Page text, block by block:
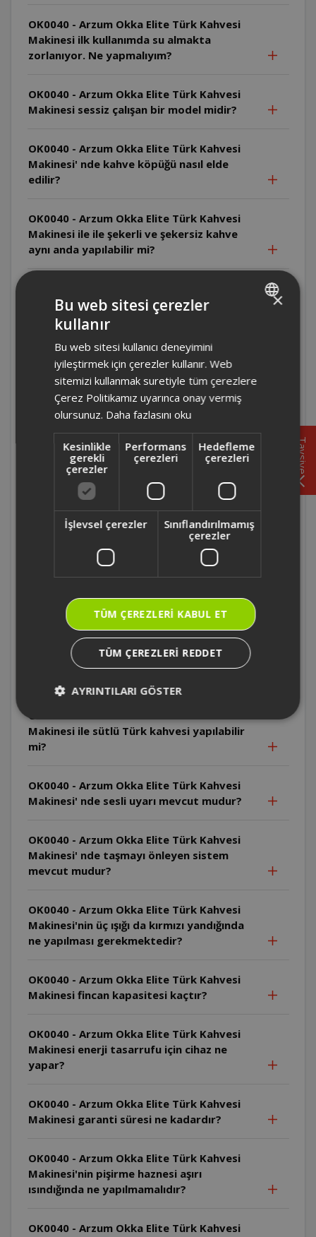
OK0040 - Arzum Okka Elite Türk Kahvesi
Makinesi ilk kullanımda su almakta
zorlanıyor. Ne yapmalıyım?
OK0040 - Arzum Okka Elite Türk Kahvesi
Makinesi sessiz çalışan bir model midir?
OK0040 - Arzum Okka Elite Türk Kahvesi
Makinesi' nde kahve köpüğü nasıl elde
edilir?
OK0040 - Arzum Okka Elite Türk Kahvesi
Makinesi ile ile şekerli ve şekersiz kahve
aynı anda yapılabilir mi?
Makinesi yurt dışında kullanılır mı?
OK0040 - Arzum Okka Elite Türk Kahvesi
Makinesi ile birlikte ölçek kaşığı geliyor
OK0040 - Arzum Okka Elite Türk Kahvesi
OK0040 - Arzum Okka Elite Türk Kahvesi
Makinesi' nde cihazın dış yüzeyinde ısınma
OK0040 - Arzum Okka Elite Türk Kahvesi
Makinesi' nde ışıklı uyarı sistemi nasıl
OK0040 - Arzum Okka Elite Türk Kahvesi
Makinesi kablosu çıkarılabiliyor mudur?
OK0040 - Arzum Okka Elite Türk Kahvesi
OK0040 - Arzum Okka Elite Türk Kahvesi
Makinesi ile sütlü Türk kahvesi yapılabilir
mi?
OK0040 - Arzum Okka Elite Türk Kahvesi
Makinesi' nde sesli uyarı mevcut mudur?
OK0040 - Arzum Okka Elite Türk Kahvesi
Makinesi' nde taşmayı önleyen sistem
mevcut mudur?
OK0040 - Arzum Okka Elite Türk Kahvesi
Makinesi'nin üç ışığı da kırmızı yandığında
ne yapılması gerekmektedir?
OK0040 - Arzum Okka Elite Türk Kahvesi
Makinesi fincan kapasitesi kaçtır?
OK0040 - Arzum Okka Elite Türk Kahvesi
Makinesi enerji tasarrufu için cihaz ne
yapar?
OK0040 - Arzum Okka Elite Türk Kahvesi
Makinesi garanti süresi ne kadardır?
OK0040 - Arzum Okka Elite Türk Kahvesi
Makinesi'nin pişirme haznesi aşırı
ısındığında ne yapılmamalıdır?
OK0040 - Arzum Okka Elite Türk Kahvesi
Tavsiye
×
Bu web sitesi çerezler
kullanır
Bu web sitesi kullanıcı deneyimini
iyileştirmek için çerezler kullanır. Web
sitemizi kullanmak suretiyle tüm çerezlere
Çerez Politikamız uyarınca onay vermiş
olursunuz. Daha fazlasını oku
Kesinlikle
gerekli
çerezler
Performans
çerezleri
Hedefleme
çerezleri
İşlevsel çerezler
Sınıflandırılmamış
çerezler
TÜM ÇEREZLERI KABUL ET
TÜM ÇEREZLERI REDDET
AYRINTILARI GÖSTER